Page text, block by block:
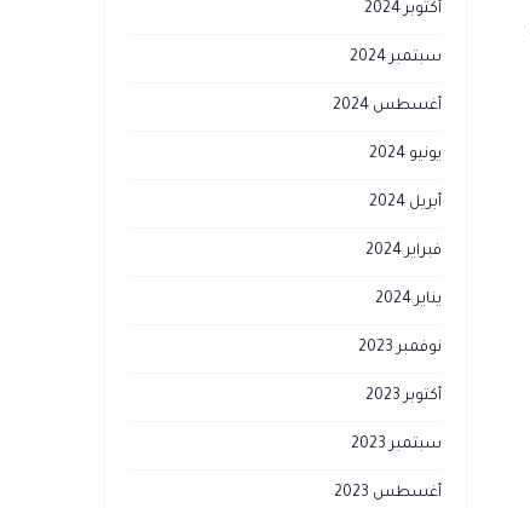
أكتوبر 2024
سبتمبر 2024
أغسطس 2024
يونيو 2024
أبريل 2024
فبراير 2024
يناير 2024
نوفمبر 2023
أكتوبر 2023
سبتمبر 2023
أغسطس 2023